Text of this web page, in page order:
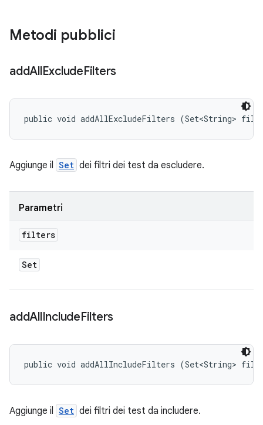
Metodi pubblici
addAllExcludeFilters
public void addAllExcludeFilters (Set<String>
Aggiunge il Set dei filtri dei test da escludere.
Parametri
filters
Set
addAllIncludeFilters
public void addAllIncludeFilters (Set<String>
Aggiunge il Set dei filtri dei test da includere.